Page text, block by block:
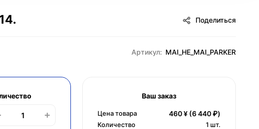
Поделиться
Артикул: MAI_HE_MAI_PARKER
Ваш заказ
Цена товара 460 ¥ (6 440 ₽)
Количество 1 шт.